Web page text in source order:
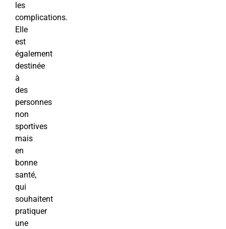
les
complications.
Elle
est
également
destinée
à
des
personnes
non
sportives
mais
en
bonne
santé,
qui
souhaitent
pratiquer
une